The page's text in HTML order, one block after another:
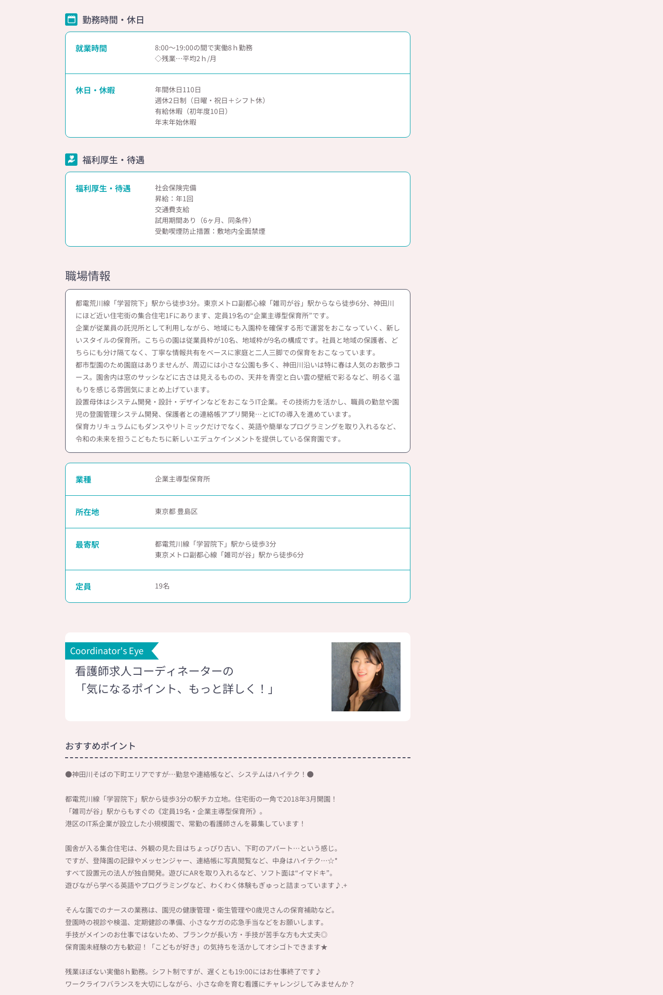
勤務時間・休日
就業時間
8:00～19:00の間で実働8ｈ勤務
◇残業…平均2ｈ/月
休日・休暇
年間休日110日
週休2日制（日曜・祝日＋シフト休）
有給休暇（初年度10日）
年末年始休暇
福利厚生・待遇
福利厚生・待遇
社会保険完備
昇給：年1回
交通費支給
試用期間あり（6ヶ月、同条件）
受動喫煙防止措置：敷地内全面禁煙
職場情報
都電荒川線「学習院下」駅から徒歩3分。東京メトロ副都心線「雑司が谷」駅からなら徒歩6分、神田川
にほど近い住宅街の集合住宅1Fにあります、定員19名の“企業主導型保育所”です。
企業が従業員の託児所として利用しながら、地域にも入園枠を確保する形で運営をおこなっていく、新し
いスタイルの保育所。こちらの園は従業員枠が10名、地域枠が9名の構成です。社員と地域の保護者、ど
ちらにも分け隔てなく、丁寧な情報共有をベースに家庭と二人三脚での保育をおこなっています。
都市型園のため園庭はありませんが、周辺には小さな公園も多く、神田川沿いは特に春は人気のお散歩コ
ース。園舎内は窓のサッシなどに古さは見えるものの、天井を青空と白い雲の壁紙で彩るなど、明るく温
もりを感じる雰囲気にまとめ上げています。
設置母体はシステム開発・設計・デザインなどをおこなうIT企業。その技術力を活かし、職員の勤怠や園
児の登園管理システム開発、保護者との連絡帳アプリ開発…とICTの導入を進めています。
保育カリキュラムにもダンスやリトミックだけでなく、英語や簡単なプログラミングを取り入れるなど、
令和の未来を担うこどもたちに新しいエデュケインメントを提供している保育園です。
業種 企業主導型保育所
所在地 東京都 豊島区
最寄駅
都電荒川線「学習院下」駅から徒歩3分
東京メトロ副都心線「雑司が谷」駅から徒歩6分
定員 19
Coordinator's Eye
看護師求人コーディネーターの
「気になるポイント、もっと詳しく！」
おすすめポイント
●神田川そばの下町エリアですが…勤怠や連絡帳など、システムはハイテク！●
都電荒川線「学習院下」駅から徒歩3分の駅チカ立地。住宅街の一角で2018年3月開園！
「雑司が谷」駅からもすぐの《定員19名・企業主導型保育所》。
港区のIT系企業が設立した小規模園で、常勤の看護師さんを募集しています！
園舎が入る集合住宅は、外観の見た目はちょっぴり古い、下町のアパート…という感じ。
ですが、登降園の記録やメッセンジャー、連絡帳に写真閲覧など、中身はハイテク…☆*
すべて設置元の法人が独自開発。遊びにARを取り入れるなど、ソフト面は“イマドキ”。
遊びながら学べる英語やプログラミングなど、わくわく体験もぎゅっと詰まっています♪.+
そんな園でのナースの業務は、園児の健康管理・衛生管理や0歳児さんの保育補助など。
登園時の視診や検温、定期健診の準備、小さなケガの応急手当などをお願いします。
手技がメインのお仕事ではないため、ブランクが長い方・手技が苦手な方も大丈夫◎
保育園未経験の方も歓迎！「こどもが好き」の気持ちを活かしてオシゴトできます★
残業ほぼない実働8ｈ勤務。シフト制ですが、遅くとも19:00にはお仕事終了です♪
ワークライフバランスを大切にしながら、小さな命を育む看護にチャレンジしてみませんか？